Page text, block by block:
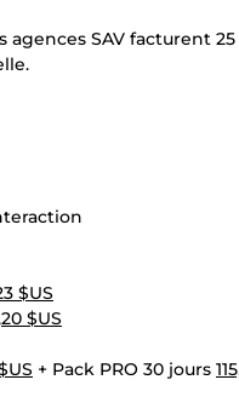
SAV facturent 25
$US
$US
+ Pack PRO 30 jours